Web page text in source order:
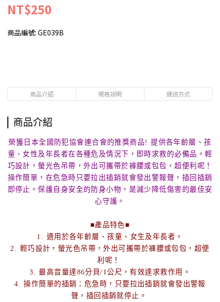
NT$250
商品編號: GE039B
商品介紹 規格說明 運送方式
商品介紹
榮獲日本全國防犯協會連合會的推獎商品! 提供各年齡層、孩
童、女性及年長者在各種危及情況下，即時求救的必備品。輕
巧設計，螢光色吊帶，外出可攜帶於褲腰或包包，超便利呢！
操作簡單，在危急時只要拉出插銷就會發出警報聲，插回插銷
即停止。保護自身安全的防身小物，是減少降低傷害的最佳安
心守護。
■產品特色■
1. 適用於各年齡層、孩童、女生及年長者。
2. 輕巧設計，螢光色吊帶，外出可攜帶於褲腰或包包，超便
利呢！
3. 最高音量達86分貝/1公尺，有效達求救作用。
4. 操作簡單的插銷：危急時，只要拉出插銷就會發出警報
聲，插回插銷就停止。